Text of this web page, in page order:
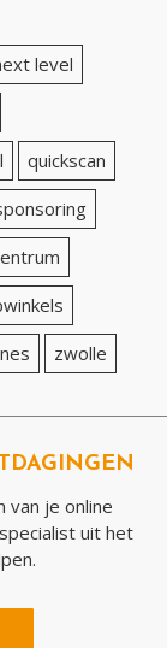
level
quickscan
zwolle
van je online
uit het